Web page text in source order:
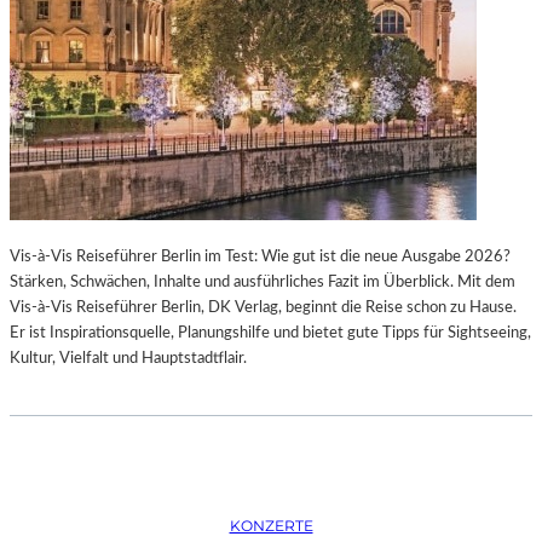
K
T
I
O
N
M
I
T
H
M
B
U
R
O
S
O
P
E
R
I
N
M
Ü
C
H
E
N
P
Vis-à-Vis Reiseführer Berlin im Test: Wie gut ist die neue Ausgabe 2026?
Stärken, Schwächen, Inhalte und ausführliches Fazit im Überblick. Mit dem
Vis-à-Vis Reiseführer Berlin, DK Verlag, beginnt die Reise schon zu Hause.
Er ist Inspirationsquelle, Planungshilfe und bietet gute Tipps für Sightseeing,
Kultur, Vielfalt und Hauptstadtflair.
KONZERTE